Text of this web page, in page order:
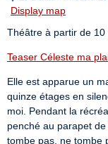
Display map
Théâtre à partir de 10
Teaser Céleste ma
Elle est apparue un
quinze étages en
moi. Pendant la
penché au parapet
tombe pas, ne tombe